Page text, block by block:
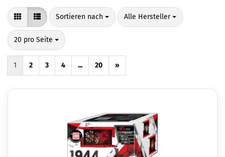
Sortieren nach
Sortieren nach Alle Hersteller
pro Seite
20 pro Seite
pro Seite
1 2 3 4 ... 20 »